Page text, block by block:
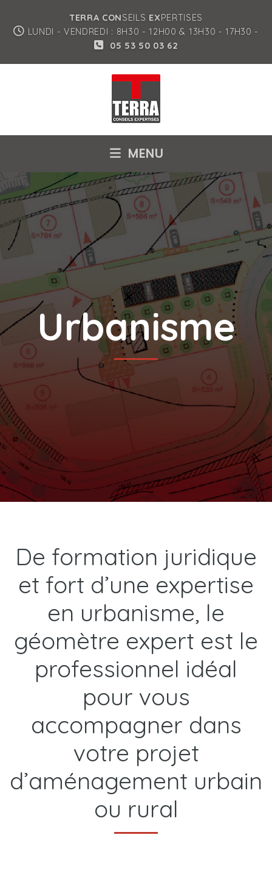
TERRA CONSEILS EXPERTISES
LUNDI - VENDREDI : 8H30 - 12H00 & 13H30 - 17H30 -
05 53 50 03 62
MENU
Urbanisme
De formation juridique
et fort d’une expertise
en urbanisme, le
géomètre expert est le
professionnel idéal
pour vous
accompagner dans
votre projet
d’aménagement urbain
ou rural